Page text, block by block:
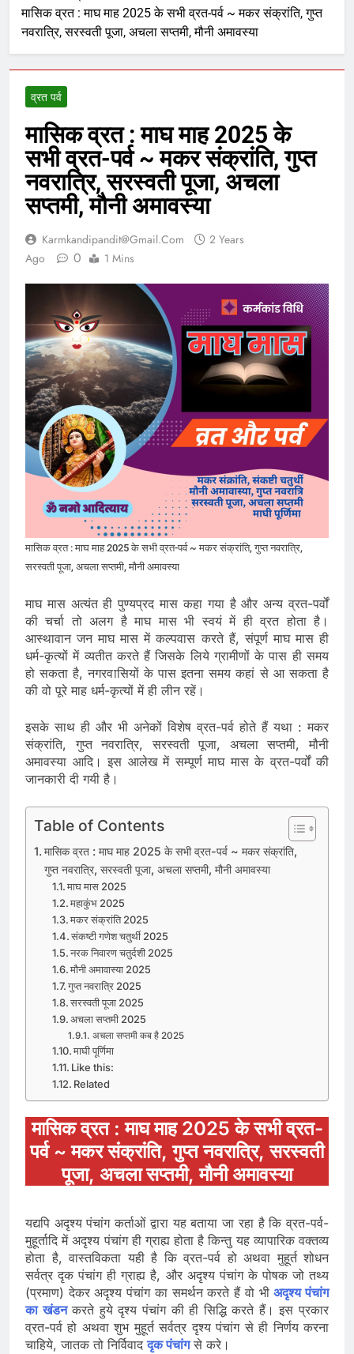
मासिक व्रत : माघ माह 2025 के सभी व्रत-पर्व ~ मकर संक्रांति, गुप्त
नवरात्रि, सरस्वती पूजा, अचला सप्तमी, मौनी अमावस्या
व्रत पर्व
मासिक व्रत : माघ माह 2025 के
सभी व्रत-पर्व ~ मकर संक्रांति, गुप्त
नवरात्रि, सरस्वती पूजा, अचला
सप्तमी, मौनी अमावस्या
Karmkandipandit@gmail.com
2 Years
Ago
0 1 Mins
मासिक व्रत : माघ माह 2025 के सभी व्रत-पर्व ~ मकर संक्रांति, गुप्त नवरात्रि,
सरस्वती पूजा, अचला सप्तमी, मौनी अमावस्या
माघ मास अत्यंत ही पुण्यप्रद मास कहा गया है और अन्य व्रत-पर्वों
की चर्चा तो अलग है माघ मास भी स्वयं में ही व्रत होता है।
आस्थावान जन माघ मास में कल्पवास करते हैं, संपूर्ण माघ मास ही
धर्म-कृत्यों में व्यतीत करते हैं जिसके लिये ग्रामीणों के पास ही समय
हो सकता है, नगरवासियों के पास इतना समय कहां से आ सकता है
की वो पूरे माह धर्म-कृत्यों में ही लीन रहें।
इसके साथ ही और भी अनेकों विशेष व्रत-पर्व होते हैं यथा : मकर
संक्रांति, गुप्त नवरात्रि, सरस्वती पूजा, अचला सप्तमी, मौनी
अमावस्या आदि। इस आलेख में सम्पूर्ण माघ मास के व्रत-पर्वों की
जानकारी दी गयी है।
Table of Contents
मासिक व्रत : माघ माह 2025 के सभी व्रत-पर्व ~ मकर संक्रांति,
गुप्त नवरात्रि, सरस्वती पूजा, अचला सप्तमी, मौनी अमावस्या
माघ मास 2025
महाकुंभ 2025
मकर संक्रांति 2025
संकष्टी गणेश चतुर्थी 2025
नरक निवारण चतुर्दशी 2025
मौनी अमावास्या 2025
गुप्त नवरात्रि 2025
सरस्वती पूजा 2025
अचला सप्तमी 2025
अचला सप्तमी कब है 2025
माघी पूर्णिमा
Like this:
Related
मासिक व्रत : माघ माह 2025 के सभी व्रत-
पर्व ~ मकर संक्रांति, गुप्त नवरात्रि, सरस्वती
पूजा, अचला सप्तमी, मौनी अमावस्या
यद्यपि अदृश्य पंचांग कर्ताओं द्वारा यह बताया जा रहा है कि व्रत-पर्व-
मुहूर्तादि में अदृश्य पंचांग ही ग्राह्य होता है किन्तु यह व्यापारिक वक्तव्य
होता है, वास्तविकता यही है कि व्रत-पर्व हो अथवा मुहूर्त शोधन
सर्वत्र दृक पंचांग ही ग्राह्य है, और अदृश्य पंचांग के पोषक जो तथ्य
(प्रमाण) देकर अदृश्य पंचांग का समर्थन करते हैं वो भीअदृश्य पंचांग
का खंडनकरते हुये दृश्य पंचांग की ही सिद्धि करते हैं। इस प्रकार
व्रत-पर्व हो अथवा शुभ मुहूर्त सर्वत्र दृश्य पंचांग से ही निर्णय करना
चाहिये, जातक तो निर्विवाददृक पंचांगसे करे।